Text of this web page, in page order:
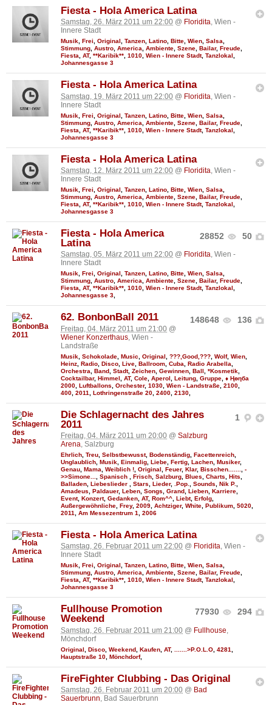
Fiesta - Hola America Latina
Samstag, 26. März 2011 um 22:00 @ Floridita, Wien -
Innere Stadt
Musik, Frei, Original, Tanzen, Latino, Bitte, Wien, Salsa,
Stimmung, Austro, America, Ambiente, Szene, Bailar, Freude,
Fiesta, AT, **Karibik**, 1010, Wien - Innere Stadt, Tanzlokal,
Johannesgasse 3
Fiesta - Hola America Latina
Samstag, 19. März 2011 um 22:00 @ Floridita , Wien -
Innere Stadt
Musik Frei Original Tanzen Latino Bitte Wien Salsa
Stimmung Austro America Ambiente Szene Bailar, Freude
Fiesta
AT, **Karibik** 1010 Wien - Innere Stadt, Tanzlokal
Johannesgasse 3
Fiesta - Hola America Latina
Samstag, 12. März 2011 um 22:00 @ Floridita, Wien -
Innere Stadt
Musik Frei Original Tanzen Latino Bitte Wien Salsa
Stimmung Austro America Ambiente Szene Bailar, Freude
Fiesta
AT, **Karibik** 1010 Wien - Innere Stadt, Tanzlokal
Johannesgasse 3
28852 50
Fiesta - Hola America
Latina
Samstag, 05. März 2011 um 22:00 @ Floridita, Wien -
Innere Stadt
Musik, Frei, Original, Tanzen, Latino, Bitte, Wien, Salsa,
Stimmung, Austro, America, Ambiente, Szene, Bailar, Freude,
Fiesta, AT, **Karibik**, 1010, Wien - Innere Stadt, Tanzlokal,
Johannesgasse 3,
148648 136
62. BonbonBall 2011
Freitag, 04. März 2011 um 21:00 @
Wiener Konzerthaus , Wien -
Landstraße
Musik Schokolade Music Original ???,Good,??? Wolf, Wien
Heinz Radio Disco Live Ballroom Cuba Radio Arabella
Orchestra
Band Stadt, Zeichen Gewinnen Ball *Kosmetik
Cocktailbar, Himmel AT, Cole Aperol Leitung Gruppe ♦ Ңөηба
2000 Luftballons Orchester, 1030 Wien - Landstraße 2100
400 2011 Lothringenstraße 20 2400 2130
1
Die Schlagernacht des Jahres
2011
Freitag, 04. März 2011 um 20:00 @ Salzburg
Arena, Salzburg
Ehrlich Treu Selbstbewusst, Bodenständig Facettenreich
Unglaublich Musik Einmalig Liebe Fertig Lachen Musiker,
Genau Mama Weiblich ! Original Feuer, Klar, Bisschen.......
-
>>Simone...
Spanisch Frisch Salzburg Blues Charts Hits
Balladen Liebeslieder Stars Lieder, .Pop. Sounds Nik P.
Amadeus
Paldauer, Leben Songs Grand Lieben Karriere
Event, Konzert, Gedanken AT, Rom^^ Liebt, Erfolg
Außergewöhnliche Frey, 2009 Achtziger, White Publikum 5020
2011
Am Messezentrum 1 2006
Fiesta - Hola America Latina
Samstag, 26. Februar 2011 um 22:00 @ Floridita, Wien -
Innere Stadt
Musik, Frei, Original , Tanzen, Latino, Bitte, Wien, Salsa,
Stimmung, Austro, America, Ambiente, Szene, Bailar, Freude,
Fiesta, AT, **Karibik**, 1010, Wien - Innere Stadt, Tanzlokal ,
Johannesgasse 3
77930 294
Fullhouse Promotion
Weekend
Samstag, 26. Februar 2011 um 21:00 @ Fullhouse
Mönchdorf
Original Disco Weekend Kaufen AT, .......>P.O.L.O 4281
Hauptstraße 10 Mönchdorf,
FireFighter Clubbing - Das Original
Samstag, 26. Februar 2011 um 20:00 @ Bad
Sauerbrunn, Bad Sauerbrunn